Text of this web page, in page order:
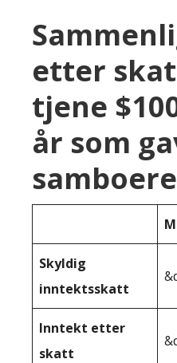
etter
tjene
år som
samboere
Skyldig
inntektsskatt
Inntekt etter
skatt